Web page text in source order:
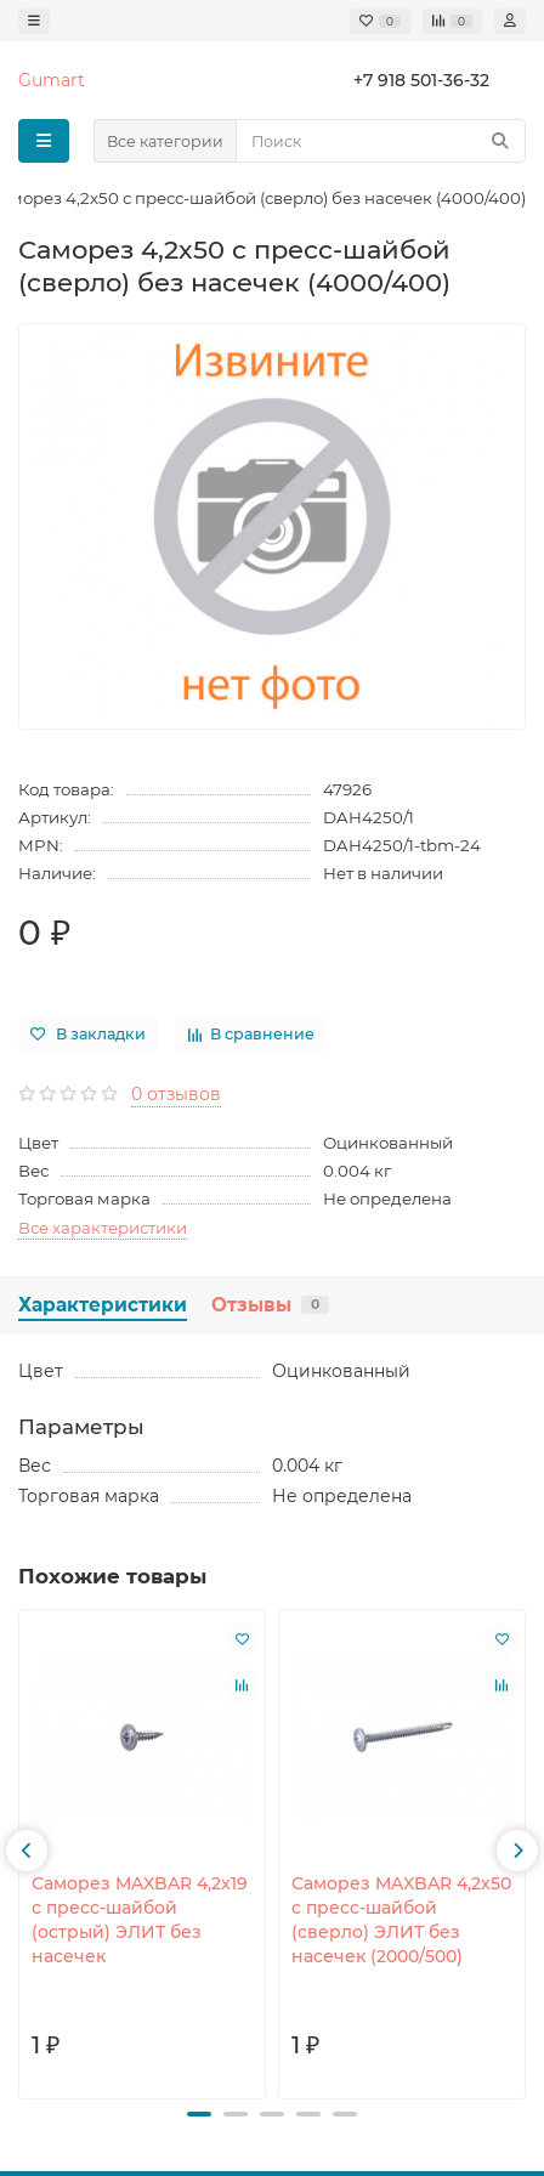
0 0
Gumart +7 918 501-36-32
Все категории
4,2x50 с пресс-шайбой (сверло) без насечек (4000/400)
Саморез 4,2x50 с пресс-шайбой
(сверло) без насечек (4000/400)
Код товара:
47926
Артикул:
DAH4250/1
MPN:
DAH4250/1-tbm-24
Наличие:
Нет в наличии
0 ₽
В закладки В сравнение
0 отзывов
Цвет
Оцинкованный
Вес
0.004 кг
Торговая марка
Не определена
Все характеристики
Характеристики Отзывы 0
Цвет Оцинкованный
Параметры
Вес
0.004 кг
Торговая марка
Не определена
Похожие товары
Саморез MAXBAR 4,2x19
с пресс-шайбой
(острый) ЭЛИТ без
насечек
1 ₽
Саморез MAXBAR 4,2x50
с пресс-шайбой
(сверло) ЭЛИТ без
насечек (2000/500)
1 ₽